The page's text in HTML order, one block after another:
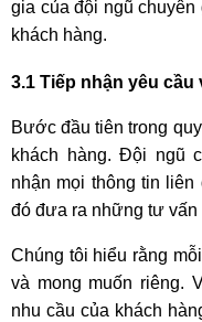
gia của đội ngũ
khách hàng.
3.1 Tiếp nhận yêu
Bước đầu tiên trong
khách hàng. Đội ngũ
nhận mọi thông tin
đó đưa ra những tư vấn
Chúng tôi hiểu rằng
và mong muốn riêng.
nhu cầu của khách